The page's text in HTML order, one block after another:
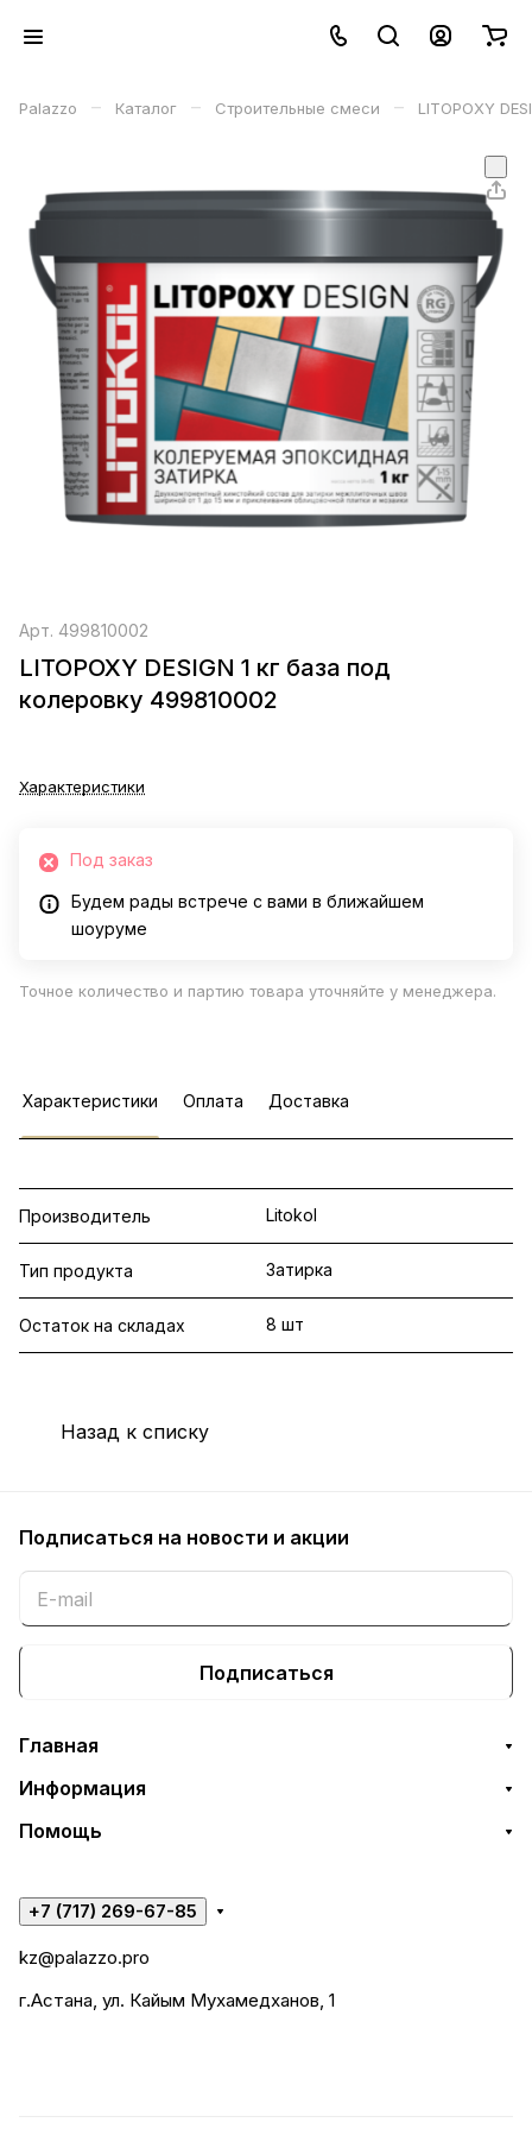
Palazzo – Каталог – Строительные смеси – LITOPOXY
Арт. 499810002
LITOPOXY DESIGN 1 кг база под
колеровку 499810002
Характеристики
Под заказ
Будем рады встрече с вами в ближайшем
шоуруме
Точное количество и партию товара уточняйте у менеджера.
Характеристики Оплата Доставка
Производитель Litokol
Тип продукта Затирка
Остаток на складах 8 шт
Назад к списку
Подписаться на новости и акции
Подписаться
Главная
Информация
Помощь
+7 (717) 269-67-85
kz@palazzo.pro
г.Астана, ул. Кайым Мухамедханов, 1